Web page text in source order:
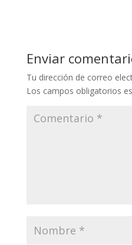
Enviar
Tu dirección de correo
Los campos obligatorios